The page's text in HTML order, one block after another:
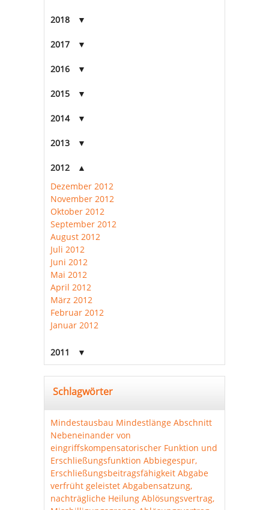
2018
2017
2016
2015
2014
2013
2012
Dezember 2012
November 2012
Oktober 2012
September 2012
August 2012
Juli 2012
Juni 2012
Mai 2012
April 2012
März 2012
Februar 2012
Januar 2012
2011
Schlagwörter
Mindestausbau Mindestlänge Abschnitt
Nebeneinander von
eingriffskompensatorischer Funktion und
Erschließungsfunktion Abbiegespur,
Erschließungsbeitragsfähigkeit Abgabe
verfrüht geleistet Abgabensatzung,
nachträgliche Heilung Ablösungsvertrag,